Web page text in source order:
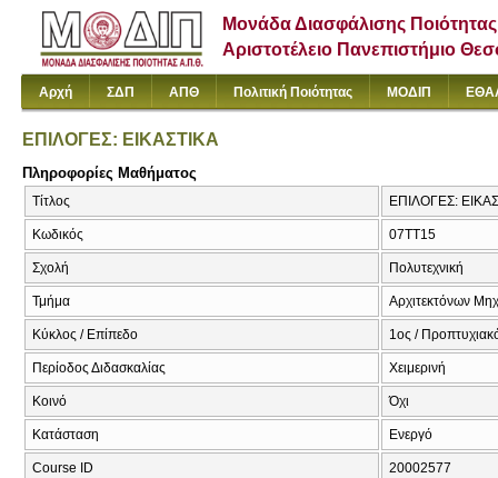
Μονάδα Διασφάλισης Ποιότητας
Αριστοτέλειο Πανεπιστήμιο
Αρχή ΣΔΠ ΑΠΘ Πολιτική Ποιότητας ΜΟΔΙΠ
ΕΠΙΛΟΓΕΣ: ΕΙΚΑΣΤΙΚΑ
Πληροφορίες Μαθήματος
Τίτλος ΕΠΙΛΟΓΕΣ:
Κωδικός 07TT15
Σχολή Πολυτεχνική
Τμήμα Αρχιτεκτόνων
Κύκλος / Επίπεδο 1ος /
Περίοδος Διδασκαλίας Χειμερινή
Κοινό Όχι
Κατάσταση Ενεργό
Course ID 20002577